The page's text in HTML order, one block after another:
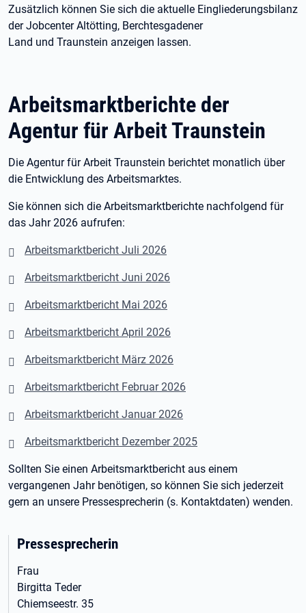
Zusätzlich können Sie sich die aktuelle Eingliederungsbilanz
der Jobcenter Altötting, Berchtesgadener
Land und Traunstein anzeigen lassen.
Arbeitsmarktberichte der
Agentur für Arbeit Traunstein
Die Agentur für Arbeit Traunstein berichtet monatlich über
die Entwicklung des Arbeitsmarktes.
Sie können sich die Arbeitsmarktberichte nachfolgend für
das Jahr 2026 aufrufen:
Arbeitsmarktbericht Juli 2026
Arbeitsmarktbericht Juni 2026
Arbeitsmarktbericht Mai 2026
Arbeitsmarktbericht April 2026
Arbeitsmarktbericht März 2026
Arbeitsmarktbericht Februar 2026
Arbeitsmarktbericht Januar 2026
Arbeitsmarktbericht Dezember 2025
Sollten Sie einen Arbeitsmarktbericht aus einem
vergangenen Jahr benötigen, so können Sie sich jederzeit
gern an unsere Pressesprecherin (s. Kontaktdaten) wenden.
Pressesprecherin
Frau
Birgitta Teder
Chiemseestr. 35